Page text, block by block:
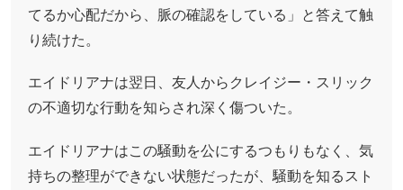
てるか心配だから、脈の確認をしている」と答えて触
り続けた。
エイドリアナは翌日、友人からクレイジー・スリック
の不適切な行動を知らされ深く傷ついた。
エイドリアナはこの騒動を公にするつもりもなく、気
持ちの整理ができない状態だったが、騒動を知るスト